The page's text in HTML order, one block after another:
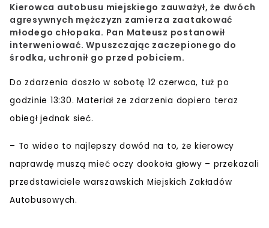
Kierowca autobusu miejskiego zauważył, że dwóch
agresywnych mężczyzn zamierza zaatakować
młodego chłopaka. Pan Mateusz postanowił
interweniować. Wpuszczając zaczepionego do
środka, uchronił go przed pobiciem.
Do zdarzenia doszło w sobotę 12 czerwca, tuż po
godzinie 13:30. Materiał ze zdarzenia dopiero teraz
obiegł jednak sieć.
– To wideo to najlepszy dowód na to, że kierowcy
naprawdę muszą mieć oczy dookoła głowy – przekazali
przedstawiciele warszawskich Miejskich Zakładów
Autobusowych.